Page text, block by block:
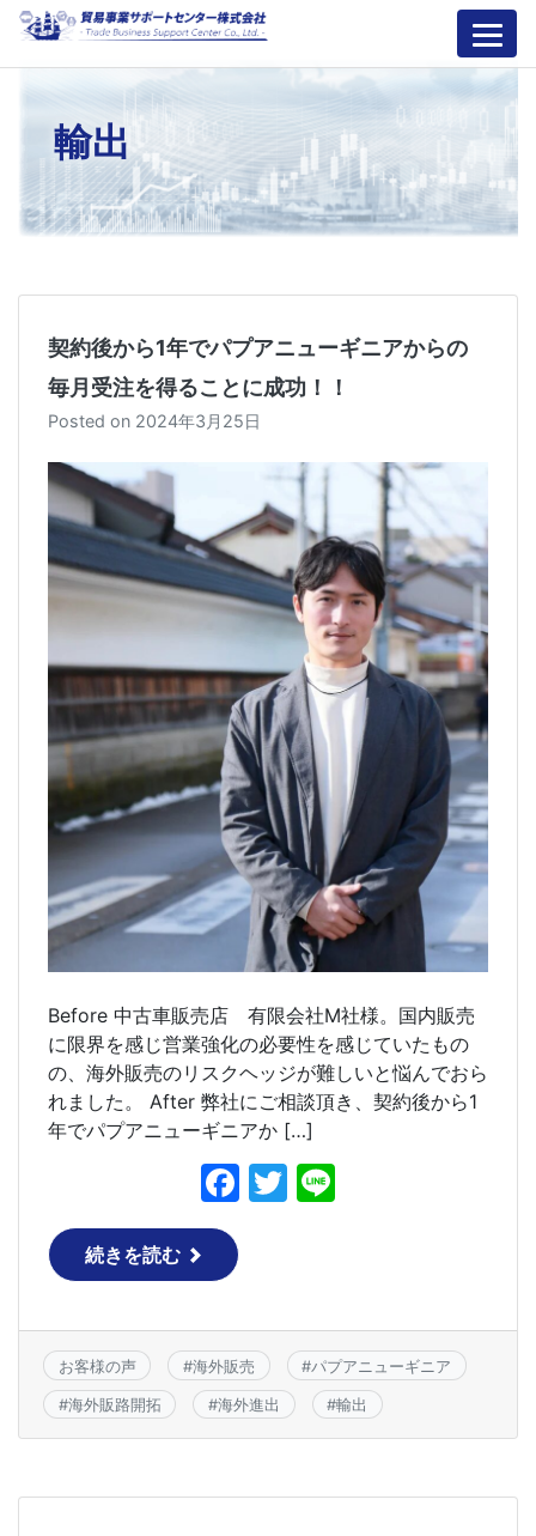
Skip
content
輸出
契約後から1年でパプアニューギニアからの
毎月受注を得ることに成功！！
Posted on 2024年3月25日
Before 中古車販売店 有限会社M社様。国内販売
に限界を感じ営業強化の必要性を感じていたもの
の、海外販売のリスクヘッジが難しいと悩んでおら
れました。 After 弊社にご相談頂き、契約後から1
年でパプアニューギニアか […]
F
b
o
o
k
T
続きを読む
お客様の声 #海外販売 #パプアニューギニア
#海外販路開拓 #海外進出 #輸出